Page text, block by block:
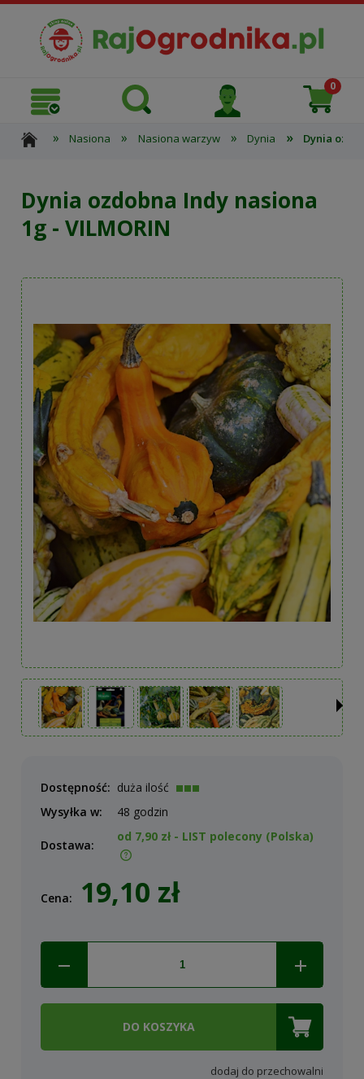
» Nasiona » Nasiona warzyw » Dynia » Dynia
Dynia ozdobna Indy nasiona
1g - VILMORIN
Dostępność: duża ilość
Wysyłka w:
48 godzin
Dostawa:
od 7,90 zł - LIST polecony (Polska)
Cena: 19,10 zł
DO KOSZYKA
dodaj do przechowalni